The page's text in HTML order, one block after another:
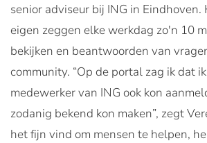
senior adviseur bij ING in
eigen zeggen elke werkdag zo'n 10
bekijken en beantwoorden van
community. “Op de portal zag ik dat
medewerker van ING ook kon
zodanig bekend kon maken”, zegt
het fijn vind om mensen te helpen,